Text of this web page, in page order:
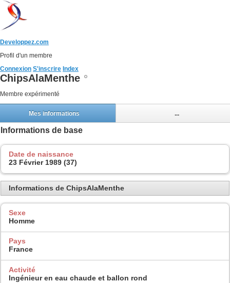
Developpez.com
Profil d'un membre
Connexion S'inscrire Index
ChipsAlaMenthe
Membre expérimenté
Mes informations ...
Informations de base
Date de naissance
23 Février 1989 (37)
Informations de ChipsAlaMenthe
Sexe
Homme
Pays
France
Activité
Ingénieur en eau chaude et ballon rond